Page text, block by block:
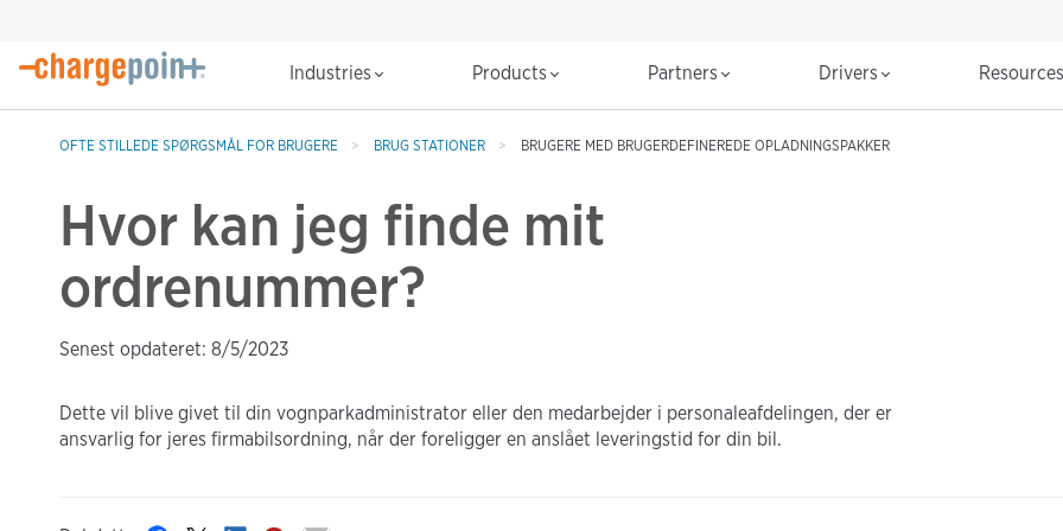
Industries Products Partners Drivers
OFTE STILLEDE SPØRGSMÅL FOR BRUGERE BRUG STATIONER BRUGERE MED BRUGERDEFINEREDE OPLADNINGSPAKKER
Hvor kan jeg finde mit
ordrenummer?
Senest opdateret: 8/5/2023
Dette vil blive givet til din vognparkadministrator eller den medarbejder i personaleafdelingen, der er
ansvarlig for jeres firmabilsordning, når der foreligger en anslået leveringstid for din bil.